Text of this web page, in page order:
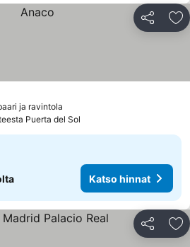
Jaa
ja ravintola
Puerta del Sol
Katso hinnat
Jaa